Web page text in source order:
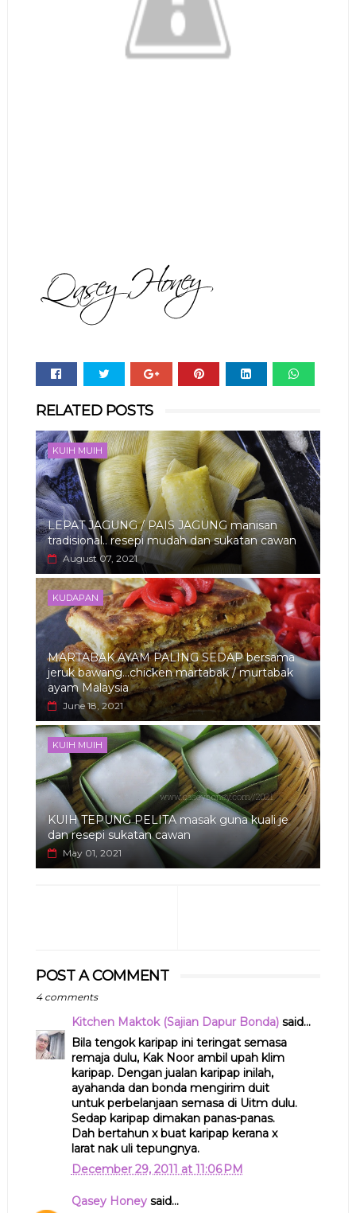
RELATED POSTS
KUIH MUIH
LEPAT JAGUNG / PAIS JAGUNG manisan
tradisional.. resepi mudah dan sukatan cawan
August 07, 2021
KUDAPAN
MARTABAK AYAM PALING SEDAP bersama
jeruk bawang...chicken martabak / murtabak
ayam Malaysia
June 18, 2021
KUIH MUIH
KUIH TEPUNG PELITA masak guna kuali je
dan resepi sukatan cawan
May 01, 2021
POST A COMMENT
4 comments
Kitchen Maktok (Sajian Dapur Bonda)said...
Bila tengok karipap ini teringat semasa
remaja dulu, Kak Noor ambil upah klim
karipap. Dengan jualan karipap inilah,
ayahanda dan bonda mengirim duit
untuk perbelanjaan semasa di Uitm dulu.
Sedap karipap dimakan panas-panas.
Dah bertahun x buat karipap kerana x
larat nak uli tepungnya.
December 29, 2011 at 11:06 PM
Qasey Honeysaid...